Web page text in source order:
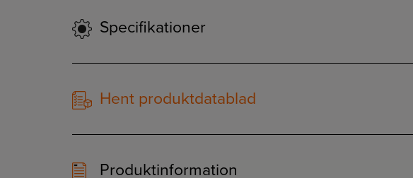
Specifikationer
Hent produktdatablad
Produktinformation